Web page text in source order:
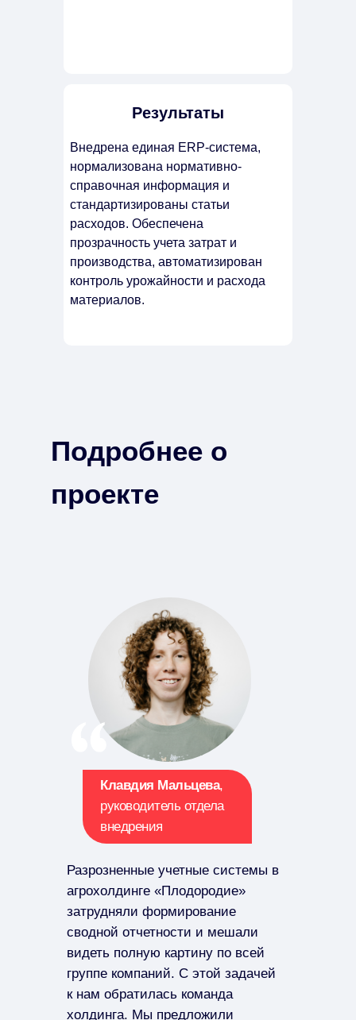
Результаты
Внедрена единая ERP-система,
нормализована нормативно-
справочная информация и
стандартизированы статьи
расходов. Обеспечена
прозрачность учета затрат и
производства, автоматизирован
контроль урожайности и расхода
материалов.
Подробнее о
проекте
Клавдия Мальцева,
руководитель отдела
внедрения
Разрозненные учетные системы в
агрохолдинге «Плодородие»
затрудняли формирование
сводной отчетности и мешали
видеть полную картину по всей
группе компаний. С этой задачей
к нам обратилась команда
холдинга. Мы предложили